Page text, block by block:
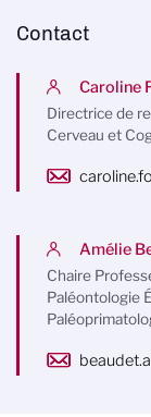
Contact
Caroline
Directrice de
Cerveau et
Amélie
Chaire
Paléontologie